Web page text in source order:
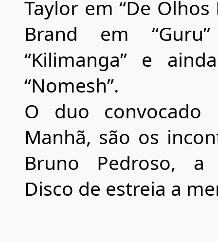
Taylor em “De
Brand em
“Kilimanga” e
“Nomesh”.
O duo
Manhã, são os
Bruno Pedroso, a
Disco de estreia a